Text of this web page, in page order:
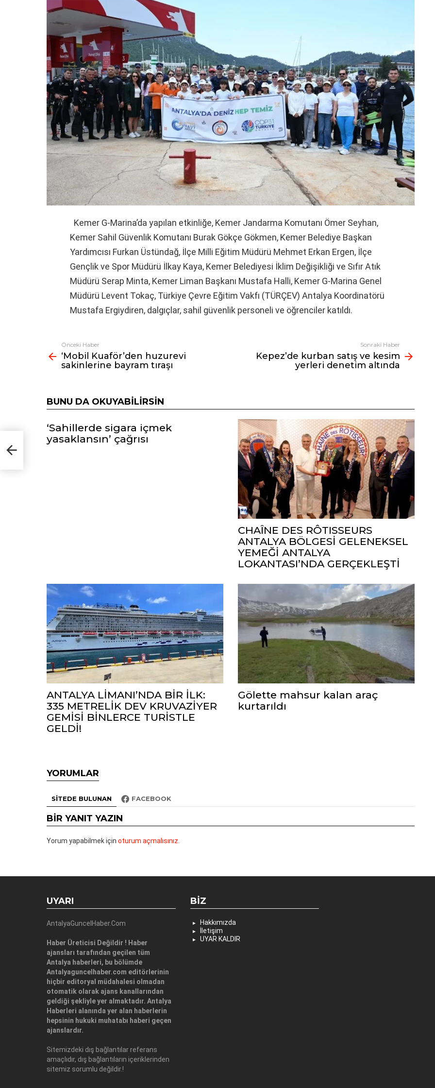
Kemer G-Marina’da yapılan etkinliğe, Kemer Jandarma Komutanı Ömer Seyhan,
Kemer Sahil Güvenlik Komutanı Burak Gökçe Gökmen, Kemer Belediye Başkan
Yardımcısı Furkan Üstündağ, İlçe Milli Eğitim Müdürü Mehmet Erkan Ergen, İlçe
Gençlik ve Spor Müdürü İlkay Kaya, Kemer Belediyesi İklim Değişikliği ve Sıfır Atık
Müdürü Serap Minta, Kemer Liman Başkanı Mustafa Halli, Kemer G-Marina Genel
Müdürü Levent Tokaç, Türkiye Çevre Eğitim Vakfı (TÜRÇEV) Antalya Koordinatörü
Mustafa Ergiydiren, dalgıçlar, sahil güvenlik personeli ve öğrenciler katıldı.
Fazlasına
bak
Önceki Haber
‘Mobil Kuaför’den huzurevi
sakinlerine bayram tıraşı
Sonraki Haber
Kepez’de kurban satış ve kesim
yerleri denetim altında
BUNU DA OKUYABILIRSIN
‘Sahillerde sigara içmek
yasaklansın’ çağrısı
CHAÎNE DES RÔTISSEURS
ANTALYA BÖLGESİ GELENEKSEL
YEMEĞİ ANTALYA
LOKANTASI’NDA GERÇEKLEŞTİ
ANTALYA LİMANI’NDA BİR İLK:
335 METRELİK DEV KRUVAZİYER
GEMİSİ BİNLERCE TURİSTLE
GELDİ!
Gölette mahsur kalan araç
kurtarıldı
YORUMLAR
SITEDE BULUNAN FACEBOOK
BIR YANIT YAZIN
Yorum yapabilmek için oturum açmalısınız
UYARI
AntalyaGuncelHaber.Com
Haber Üreticisi Değildir ! Haber
ajansları tarafından geçilen tüm
Antalya haberleri, bu bölümde
Antalyaguncelhaber.com editörlerinin
hiçbir editoryal müdahalesi olmadan
otomatik olarak ajans kanallarından
geldiği şekliyle yer almaktadır. Antalya
Haberleri alanında yer alan haberlerin
hepsinin hukuki muhatabı haberi geçen
ajanslardır.
Sitemizdeki dış bağlantılar referans
amaçlıdır, dış bağlantıların içeriklerinden
sitemiz sorumlu değildir.!
BIZ
Hakkımızda
İletişim
UYAR KALDIR